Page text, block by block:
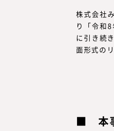
株式会社
り「令和
に引き続
面形式の
本